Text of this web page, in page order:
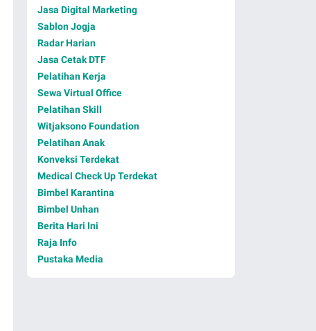
Jasa Digital Marketing
Sablon Jogja
Radar Harian
Jasa Cetak DTF
Pelatihan Kerja
Sewa Virtual Office
Pelatihan Skill
Witjaksono Foundation
Pelatihan Anak
Konveksi Terdekat
Medical Check Up Terdekat
Bimbel Karantina
Bimbel Unhan
Berita Hari Ini
Raja Info
Pustaka Media